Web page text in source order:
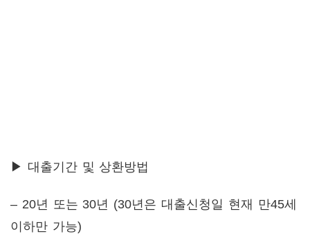
▶ 대출기간 및 상환방법
– 20년 또는 30년 (30년은 대출신청일 현재 만45세
이하만 가능)